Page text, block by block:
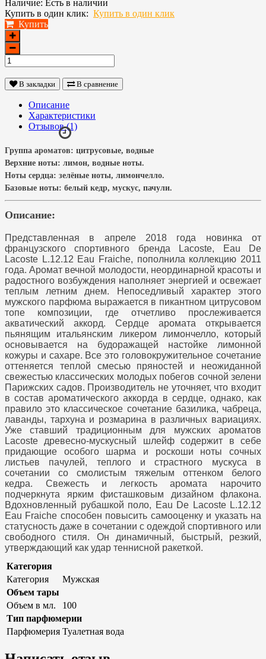
Наличие: Есть в наличии
Купить в один клик: Купить в один клик
Купить
В закладки В сравнение
Описание
Характеристики
Отзывов (1)
Группа ароматов: цитрусовые, водные
Верхние ноты: лимон, водные ноты.
Ноты сердца: зелёные ноты, лимончелло.
Базовые ноты: белый кедр, мускус, пачули.
Описание:
Представленная в апреле 2018 года новинка от
французского спортивного бренда Lacoste, Eau De
Lacoste L.12.12 Eau Fraiche, пополнила коллекцию 2011
года. Аромат вечной молодости, неординарной красоты и
радостного возбуждения наполняет энергией и освежает
теплым летним днем. Непоседливый характер этого
мужского парфюма выражается в пикантном цитрусовом
топе композиции, где отчетливо прослеживается
акватический аккорд. Сердце аромата открывается
пьянящим итальянским ликером лимончелло, который
основывается на будоражащей настойке лимонной
кожуры и сахаре. Все это головокружительное сочетание
оттеняется теплой смесью пряностей и неожиданной
свежестью классических молодых побегов сочной зелени
Парижских садов. Производитель не уточняет, что входит
в состав ароматического аккорда в сердце, однако, как
правило это классическое сочетание базилика, чабреца,
лаванды, тархуна и розмарина в различных вариациях.
Уже ставший традиционным для мужских ароматов
Lacoste древесно-мускусный шлейф содержит в себе
придающие особого шарма и роскоши ноты сочных
листьев пачулей, теплого и страстного мускуса в
сочетании со смолистым тяжелым оттенком белого
кедра. Свежесть и легкость аромата нарочито
подчеркнута ярким фисташковым дизайном флакона.
Вдохновленный рубашкой поло, Eau De Lacoste L.12.12
Eau Fraiche способен повысить самооценку и указать на
статусность даже в сочетании с одеждой спортивного или
свободного стиля. Он динамичный, быстрый, резкий,
утверждающий как удар теннисной ракеткой.
Категория
Категория
Мужская
Объем тары
Объем в мл.
100
Тип парфюмерии
Парфюмерия Туалетная вода